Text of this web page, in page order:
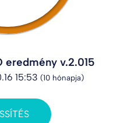
eredmény v.2.015
15:53 (10 hónapja)